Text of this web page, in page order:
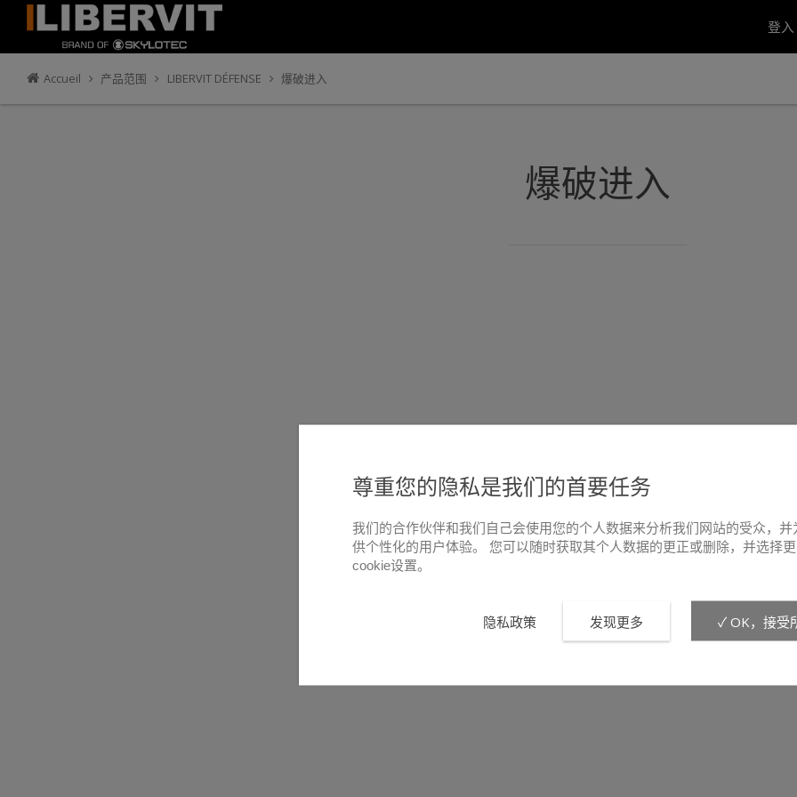
登入
Accueil 产品范围 LIBERVIT DÉFENSE 爆破进入
爆破进入
尊重您的隐私是我们的首要任务
我们的合作伙伴和我们自己会使用您的个人数据来分析我们网站的受众，并
供个性化的用户体验。 您可以随时获取其个人数据的更正或删除，并选择
cookie设置。
隐私政策 发现更多 ✓ OK，接受